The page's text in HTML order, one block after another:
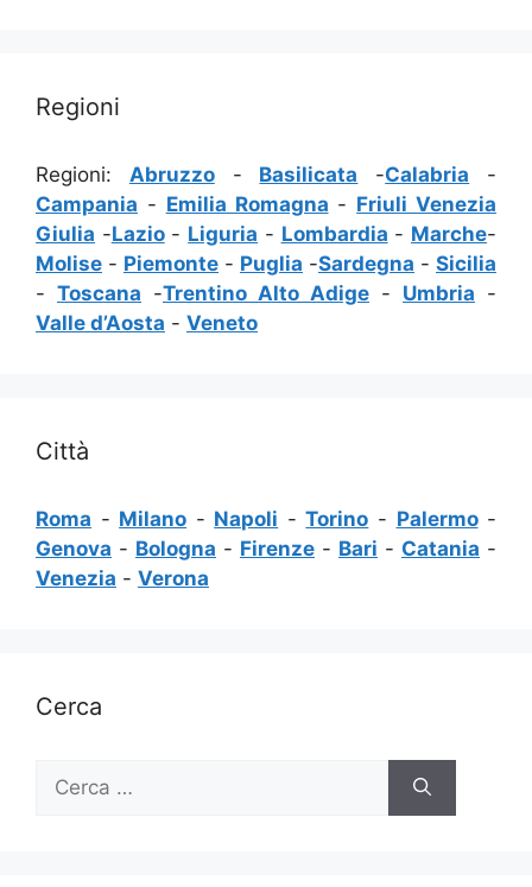
Regioni
Regioni: Abruzzo- Basilicata -Calabria -
Campania - Emilia Romagna - Friuli Venezia
Giulia -Lazio- Liguria - Lombardia - Marche-
Molise - Piemonte - Puglia -Sardegna - Sicilia
- Toscana -Trentino Alto Adige - Umbria -
Valle d’Aosta - Veneto
Città
Roma - Milano - Napoli -Torino - Palermo-
Genova - Bologna - Firenze - Bari - Catania -
Venezia - Verona
Cerca
per: